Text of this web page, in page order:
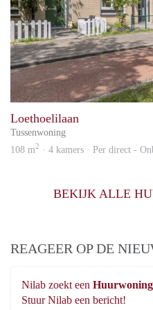
Loethoelilaan
Tussenwoning
108 m2 · 4 kamers · Per direct -
BEKIJK ALLE
REAGEER OP DE
Nilab zoekt een Huurwoning
Stuur Nilab een bericht!